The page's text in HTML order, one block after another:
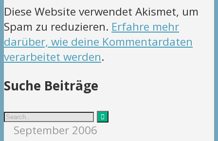
Diese Website verwendet Akismet, um
Spam zu reduzieren. Erfahre mehr
darüber, wie deine Kommentardaten
verarbeitet werden.
Suche Beiträge
September 2006